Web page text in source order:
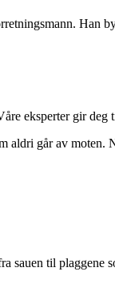
eksperter gir deg
går av
sauen til plaggene